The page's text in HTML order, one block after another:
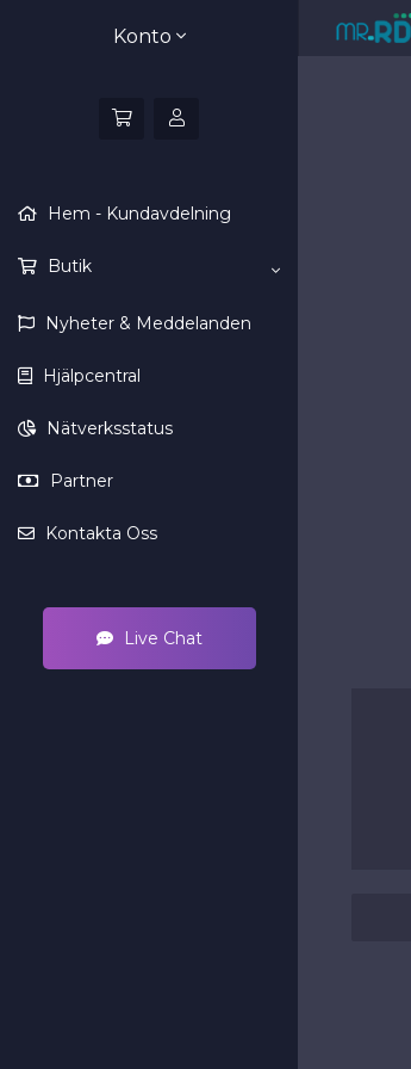
Konto
Hem - Kundavdelning
Butik
Nyheter & Meddelanden
Hjälpcentral
Nätverksstatus
Partner
Kontakta Oss
Live Chat